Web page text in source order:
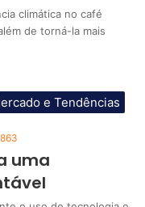
climática no café
de torná-la mais
e Tendências
863
uma